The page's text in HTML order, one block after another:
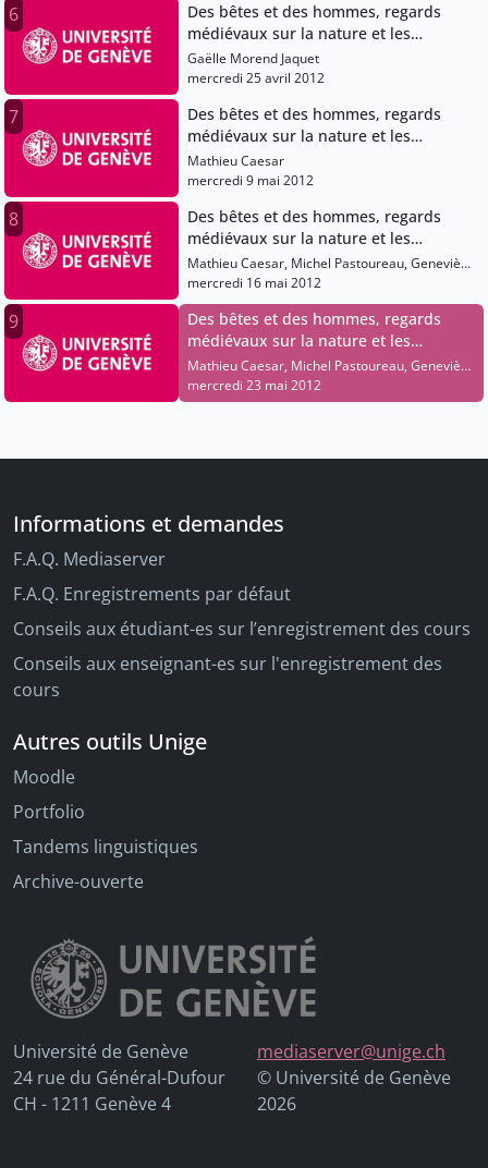
6
Des bêtes et des hommes, regards
médiévaux sur la nature et les
animaux
Gaëlle Morend Jaquet
mercredi 25 avril 2012
7
Des bêtes et des hommes, regards
médiévaux sur la nature et les
animaux
Mathieu Caesar
mercredi 9 mai 2012
8
Des bêtes et des hommes, regards
médiévaux sur la nature et les
animaux
Mathieu Caesar, Michel Pastoureau, Geneviève
Mariéthoz, Luca Barbieri, Laurent Cesalli,
Frédéric Goubier, Christopher Lucken, Nadia
Togni, Charles Genequand, Gaëlle Morend
Jaquet, Caroline Foscallo, Philippe Genequand,
Romaine Wolf-Bonvin
mercredi 16 mai 2012
9
Des bêtes et des hommes, regards
médiévaux sur la nature et les
animaux
Mathieu Caesar, Michel Pastoureau, Geneviève
Mariéthoz, Luca Barbieri, Laurent Cesalli,
Frédéric Goubier, Christopher Lucken, Nadia
Romaine Wolf-Bonvin
mercredi 23 mai 2012
Informations et demandes
F.A.Q. Mediaserver
F.A.Q. Enregistrements par défaut
Conseils aux étudiant-es sur l’enregistrement des cours
Conseils aux enseignant-es sur l'enregistrement des
cours
Autres outils Unige
Moodle
Portfolio
Tandems linguistiques
Archive-ouverte
Université de Genève
24 rue du Général-Dufour
CH - 1211 Genève 4
mediaserver@unige.ch
© Université de Genève
2026